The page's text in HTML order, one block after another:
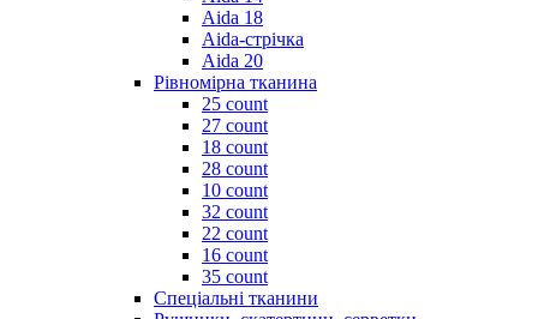
Aida 18
Aida-стрічка
Aida 20
Рівномірна тканина
25 count
27 count
18 count
28 count
10 count
32 count
22 count
16 count
35 count
Спеціальні тканини